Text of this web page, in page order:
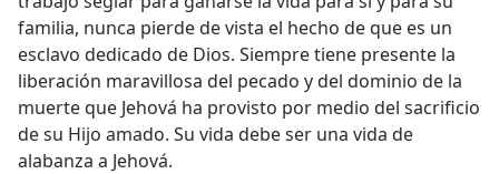
familia, nunca pierde de vista el hecho de que es un
esclavo dedicado de Dios. Siempre tiene presente la
liberación maravillosa del pecado y del dominio de la
muerte que Jehová ha provisto por medio del sacrificio
de su Hijo amado. Su vida debe ser una vida de
alabanza a Jehová.